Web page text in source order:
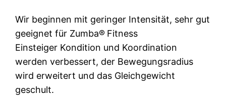
Wir beginnen mit geringer Intensität, sehr gut
geeignet für Zumba® Fitness
Einsteiger Kondition und Koordination
werden verbessert, der Bewegungsradius
wird erweitert und das Gleichgewicht
geschult.